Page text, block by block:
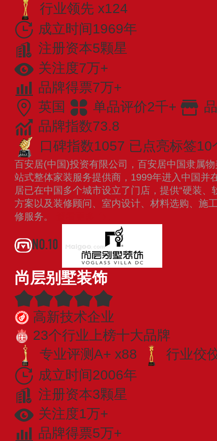
行业领先 x124
成立时间1969年
注册资本5颗星
关注度7万+
品牌得票7万+
英国
单品评价2千+
品牌指数73.8
口碑指数1057 已点亮标签10
百安居(中国)投资有限公司，百安居中国隶属
站式整体家装服务提供商，1999年进入中国并
居已在中国多个城市设立了门店，提供“硬装、
方案以及装修顾问、室内设计、材料选购、施
修服务。
NO.10
尚层别墅装饰
高新技术企业
23个行业上榜十大品牌
专业评测A+ x88
行业佼
成立时间2006年
注册资本3颗星
关注度1万+
品牌得票5万+